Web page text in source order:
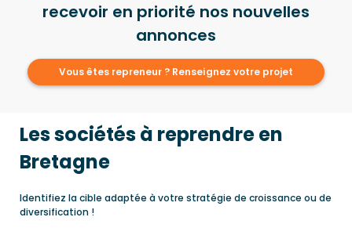
recevoir en priorité nos nouvelles
annonces
Vous êtes repreneur ? Renseignez votre projet
Les sociétés à reprendre en
Bretagne
Identifiez la cible adaptée à votre stratégie de croissance ou de
diversification !